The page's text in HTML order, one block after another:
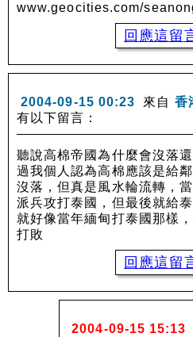
www.geocities.com/
回應這留
2004-09-15 00:23 來自 香
有以下留言：
聽說高棉帝國為什麼會沒落
過我個人認為高棉應該是給
沒落，但真是風水輪流轉，
派兵攻打泰國，但最後就給
就好像當年緬甸打泰國那樣
打敗
回應這留
2004-09-15 15:13